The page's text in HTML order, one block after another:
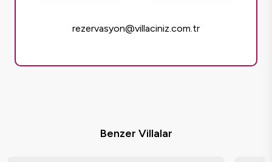
rezervasyon@villaciniz.com.tr
Benzer Villalar